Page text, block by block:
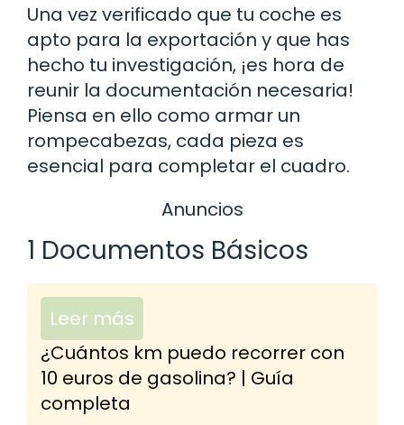
Una vez verificado que tu coche es
apto para la exportación y que has
hecho tu investigación, ¡es hora de
reunir la documentación necesaria!
Piensa en ello como armar un
rompecabezas, cada pieza es
esencial para completar el cuadro.
Anuncios
1 Documentos Básicos
Leer más
¿Cuántos km puedo recorrer con
10 euros de gasolina? | Guía
completa